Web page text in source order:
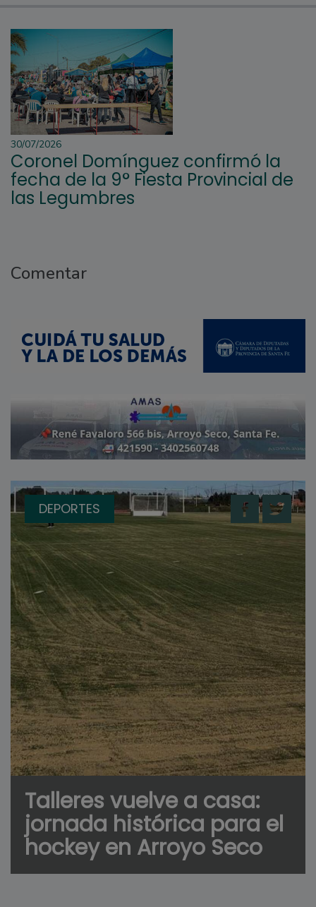
30/07/2026
Coronel Domínguez confirmó la
fecha de la 9° Fiesta Provincial de
las Legumbres
Comentar
DEPORTES
Talleres vuelve a casa:
jornada histórica para el
hockey en Arroyo Seco